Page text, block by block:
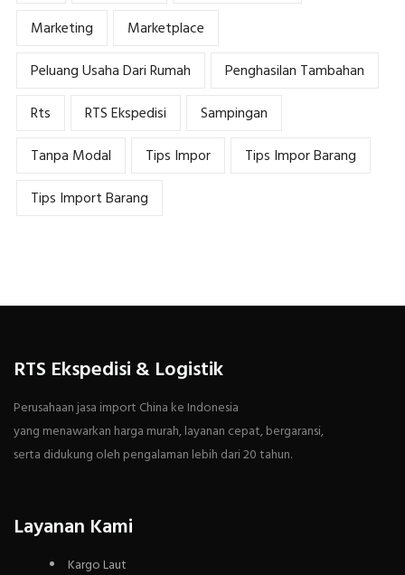
Marketing
Marketplace
Peluang Usaha Dari Rumah
Penghasilan Tambahan
Rts
RTS Ekspedisi
Sampingan
Tanpa Modal
Tips Impor
Tips Impor Barang
Tips Import Barang
RTS Ekspedisi & Logistik
Perusahaan jasa import China ke Indonesia
yang menawarkan harga murah, layanan cepat, bergaransi,
serta didukung oleh pengalaman lebih dari 20 tahun.
Layanan Kami
Kargo Laut